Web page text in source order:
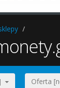
Oferta